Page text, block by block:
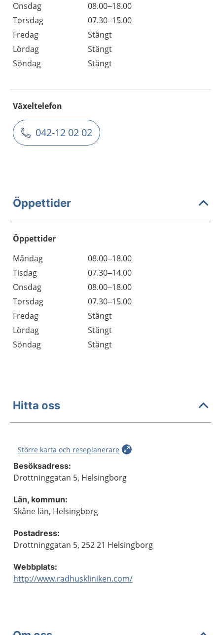
Onsdag
08.00–18.00
Torsdag
07.30–15.00
Fredag
Stängt
Lördag
Stängt
Söndag
Stängt
Växeltelefon
042-12 02 02
Öppettider
Öppettider
Dag
Öppettider
Kommentarer
Måndag
08.00–18.00
Tisdag
07.30–14.00
Onsdag
08.00–18.00
Torsdag
07.30–15.00
Fredag
Stängt
Lördag
Stängt
Söndag
Stängt
Hitta oss
Större karta och reseplanerare
Besöksadress:
Drottninggatan 5, Helsingborg
Län, kommun:
Skåne län, Helsingborg
Postadress:
Drottninggatan 5, 252 21 Helsingborg
Webbplats:
http://www.radhuskliniken.com/